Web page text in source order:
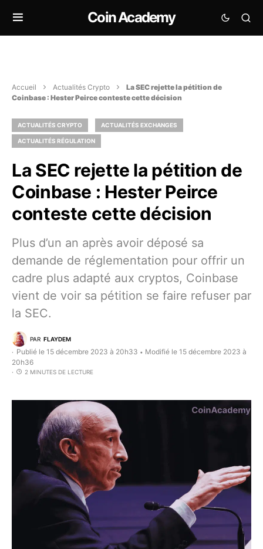
Coin Academy
Accueil Actualités Crypto
La SEC rejette la pétition de
Coinbase : Hester Peirce conteste cette décision
ACTUALITÉS CRYPTO ACTUALITÉS EXCHANGES
ACTUALITÉS RÉGULATION
La SEC rejette la pétition de
Coinbase : Hester Peirce
conteste cette décision
Plus d’un an après avoir déposé sa
demande de réglementation pour offrir un
cadre plus adapté aux cryptos, Coinbase
vient de voir sa pétition se faire refuser par
la SEC.
PAR FLAYDEM
Publié le 15 décembre 2023 à 20h33 • Modifié le 15 décembre 2023 à
20h36
2 MINUTES DE LECTURE